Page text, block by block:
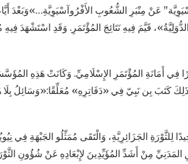
عَنْ مِنْبَرِ الشُّعُوبِ الأَفْرُوآسْيَوِيَّةِ…»وَبَعْدَ
قَيَّمَ فِيهِ نَتَائِجَ المُؤْتَمَرِ. وَقَدِ اسْتَشْهَدَ فِيهِ
مُسْتَشَارًا فِي أَمَانَةِ المُؤْتَمَرِ الإِسْلَامِيِّ. وَكَانَتْ هَذِهِ
ذَلِكَ كَتَبَ بِن نَبِيّ فِي «دَفَاتِرِهِ» مُعَلِّقًا:«وَسَائِلُ
وَحِيدًا لِلثَّوْرَةِ الجَزَائِرِيَّةِ، وَالْتَقَى مُمَثِّلُو الجَبْهَةِ فِي
مِنْ أَشَدِّ المُؤَيِّدِينَ لإِبْعَادِهِ عَنْ شُؤُونِ